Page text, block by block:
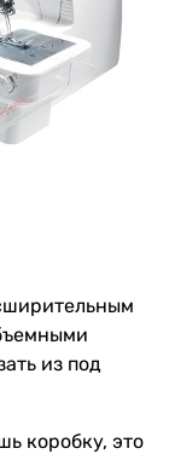
из под
коробку, это